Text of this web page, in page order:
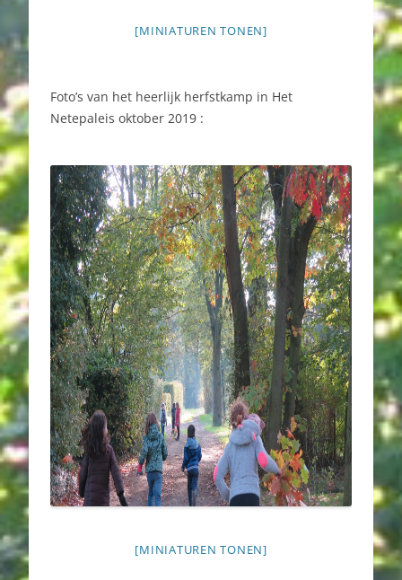
[MINIATUREN TONEN]
Foto’s van het heerlijk herfstkamp in Het
Netepaleis oktober 2019 :
[MINIATUREN TONEN]